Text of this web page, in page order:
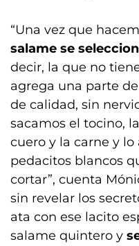
“Una vez que
salame se
decir, la que no
agrega una parte
de calidad, sin
sacamos el tocino,
cuero y la carne y
pedacitos blancos
cortar”, cuenta
sin revelar los
ata con ese lacito
salame quintero y